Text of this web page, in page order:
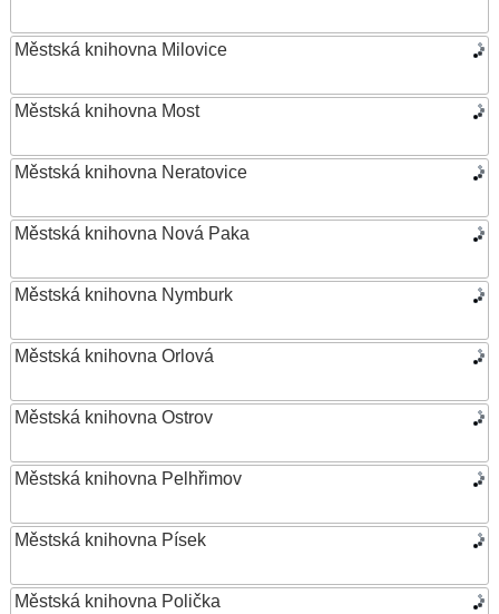
Městská knihovna Milovice
Městská knihovna Most
Městská knihovna Neratovice
Městská knihovna Nová Paka
Městská knihovna Nymburk
Městská knihovna Orlová
Městská knihovna Ostrov
Městská knihovna Pelhřimov
Městská knihovna Písek
Městská knihovna Polička